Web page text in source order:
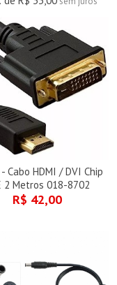
Cabo HDMI / DVI Chip
2 Metros 018-8702
R$ 42,00